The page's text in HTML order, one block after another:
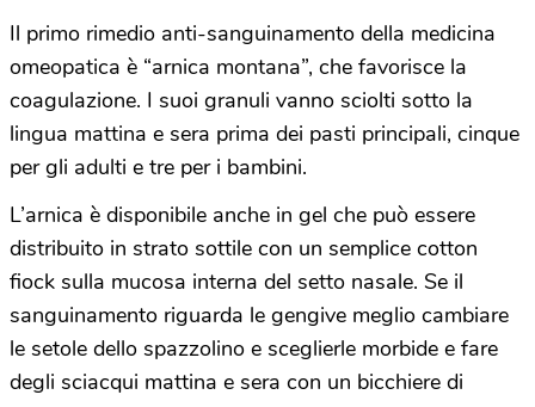
Il primo rimedio anti-sanguinamento della medicina
omeopatica è “arnica montana”, che favorisce la
coagulazione. I suoi granuli vanno sciolti sotto la
lingua mattina e sera prima dei pasti principali, cinque
per gli adulti e tre per i bambini.
L’arnica è disponibile anche in gel che può essere
distribuito in strato sottile con un semplice cotton
fiock sulla mucosa interna del setto nasale. Se il
sanguinamento riguarda le gengive meglio cambiare
le setole dello spazzolino e sceglierle morbide e fare
degli sciacqui mattina e sera con un bicchiere di